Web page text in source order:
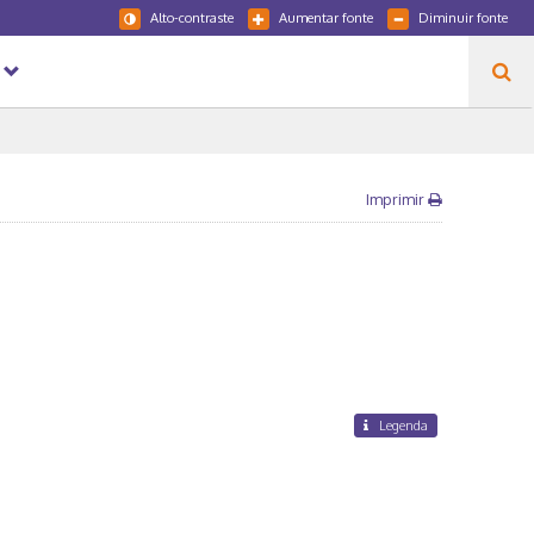
Diminuir fonte
Aumentar fonte
Alto-contraste
Imprimir
Legenda